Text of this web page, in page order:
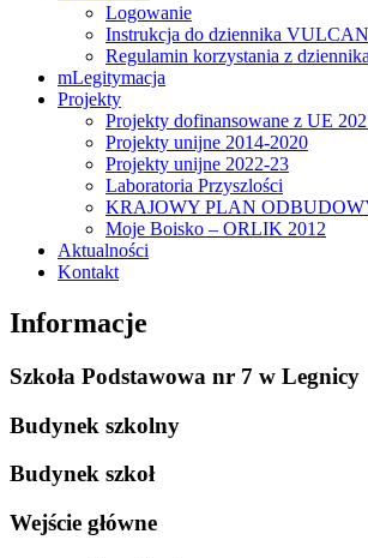
Logowanie
Instrukcja do dziennika VULCAN
Regulamin korzystania z
mLegitymacja
Projekty
Projekty dofinansowane z UE
Projekty unijne 2014-2020
Projekty unijne 2022-23
Laboratoria Przyszlości
KRAJOWY PLAN
Moje Boisko – ORLIK 2012
Aktualności
Kontakt
Informacje
Szkoła Podstawowa nr 7 w Legnicy
Budynek szkolny
Budynek szkoł
Wejście główne